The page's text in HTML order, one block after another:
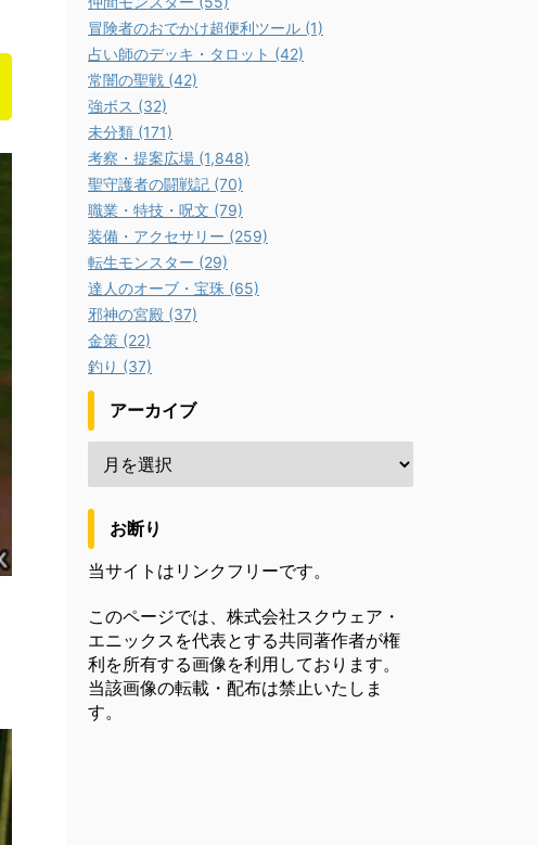
冒険者のおでかけ超便利ツール (1)
占い師のデッキ・タロット (42)
常闇の聖戦 (42)
強ボス (32)
未分類 (171)
考察・提案広場 (1,848)
聖守護者の闘戦記 (70)
職業・特技・呪文 (79)
装備・アクセサリー (259)
転生モンスター (29)
達人のオーブ・宝珠 (65)
邪神の宮殿 (37)
金策 (22)
釣り (37)
アーカイブ
お断り
当サイトはリンクフリーです。
このページでは、株式会社スクウェア・
エニックスを代表とする共同著作者が権
利を所有する画像を利用しております。
当該画像の転載・配布は禁止いたしま
す。